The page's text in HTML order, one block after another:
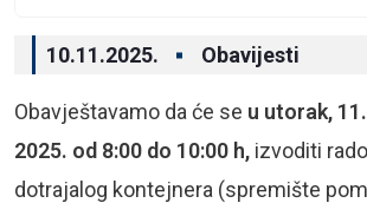
10.11.2025. Obavijesti
Obavještavamo da će se u utorak,
2025. od 8:00 do 10:00 h, izvoditi
dotrajalog kontejnera (spremište